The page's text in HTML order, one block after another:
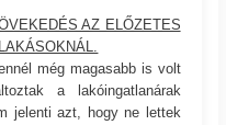
AZ ELŐZETES
még magasabb is volt
a lakóingatlanárak
jelenti azt, hogy ne lettek